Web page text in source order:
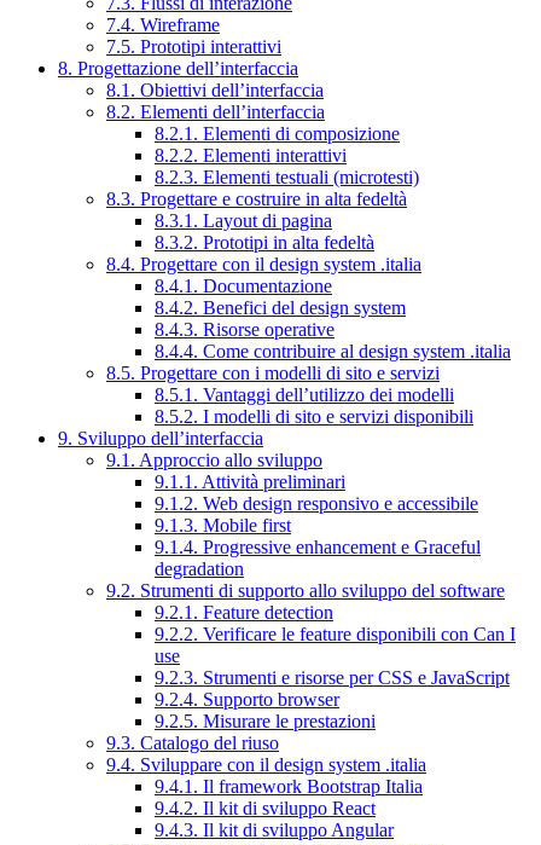
7.4. Wireframe
7.5. Prototipi interattivi
8. Progettazione dell’interfaccia
8.1. Obiettivi dell’interfaccia
8.2. Elementi dell’interfaccia
8.2.1. Elementi di composizione
8.2.2. Elementi interattivi
8.2.3. Elementi testuali (microtesti)
8.3. Progettare e costruire in alta fedeltà
8.3.1. Layout di pagina
8.3.2. Prototipi in alta fedeltà
8.4. Progettare con il design system .italia
8.4.1. Documentazione
8.4.2. Benefici del design system
8.4.3. Risorse operative
8.4.4. Come contribuire al design system .italia
8.5. Progettare con i modelli di sito e servizi
8.5.1. Vantaggi dell’utilizzo dei modelli
8.5.2. I modelli di sito e servizi disponibili
9. Sviluppo dell’interfaccia
9.1. Approccio allo sviluppo
9.1.1. Attività preliminari
9.1.2. Web design responsivo e accessibile
9.1.3. Mobile first
9.1.4. Progressive enhancement e Graceful
degradation
9.2. Strumenti di supporto allo sviluppo del software
9.2.1. Feature detection
9.2.2. Verificare le feature disponibili con Can I
use
9.2.3. Strumenti e risorse per CSS e JavaScript
9.2.4. Supporto browser
9.2.5. Misurare le prestazioni
9.3. Catalogo del riuso
9.4. Sviluppare con il design system .italia
9.4.1. Il framework Bootstrap Italia
9.4.2. Il kit di sviluppo React
9.4.3. Il kit di sviluppo Angular